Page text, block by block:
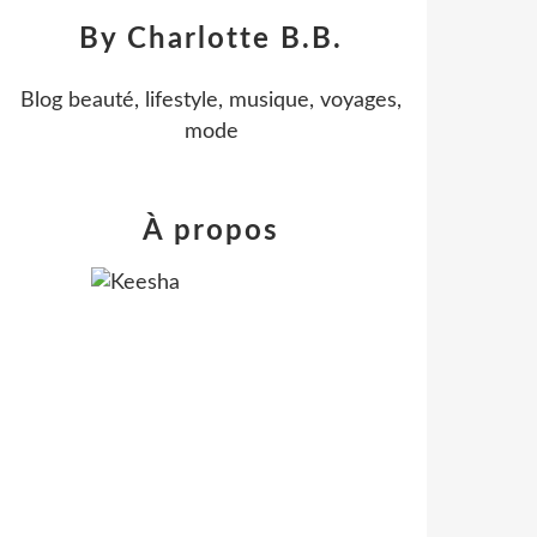
By Charlotte B.B.
Blog beauté, lifestyle, musique, voyages,
mode
À propos